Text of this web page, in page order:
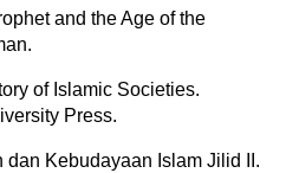
and the Age of the
of Islamic Societies.
Press.
dan Kebudayaan Islam Jilid II.